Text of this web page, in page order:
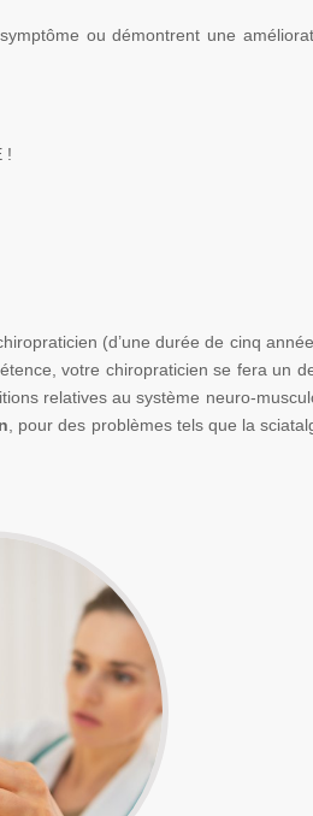
ou démontrent une
!
(d’une durée de cinq
votre chiropraticien se fera un
relatives au système neuro-
, pour des problèmes tels que la